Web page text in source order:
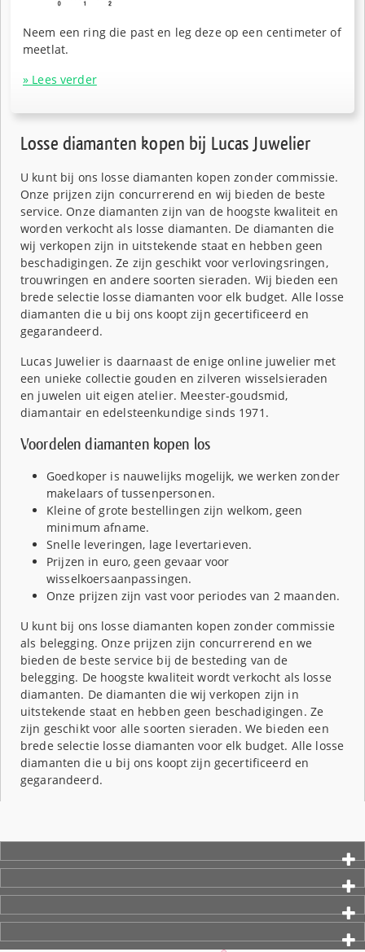
Neem een ring die past en leg deze op een centimeter of
meetlat.
» Lees verder
Losse diamanten kopen bij Lucas Juwelier
U kunt bij ons losse diamanten kopen zonder commissie.
Onze prijzen zijn concurrerend en wij bieden de beste
service. Onze diamanten zijn van de hoogste kwaliteit en
worden verkocht als losse diamanten. De diamanten die
wij verkopen zijn in uitstekende staat en hebben geen
beschadigingen. Ze zijn geschikt voor verlovingsringen,
trouwringen en andere soorten sieraden. Wij bieden een
brede selectie losse diamanten voor elk budget. Alle losse
diamanten die u bij ons koopt zijn gecertificeerd en
gegarandeerd.
Lucas Juwelier is daarnaast de enige online juwelier met
een unieke collectie gouden en zilveren wisselsieraden
en juwelen uit eigen atelier. Meester-goudsmid,
diamantair en edelsteenkundige sinds 1971.
Voordelen diamanten kopen los
Goedkoper is nauwelijks mogelijk, we werken zonder
makelaars of tussenpersonen.
Kleine of grote bestellingen zijn welkom, geen
minimum afname.
Snelle leveringen, lage levertarieven.
Prijzen in euro, geen gevaar voor
wisselkoersaanpassingen.
Onze prijzen zijn vast voor periodes van 2 maanden.
U kunt bij ons losse diamanten kopen zonder commissie
als belegging. Onze prijzen zijn concurrerend en we
bieden de beste service bij de besteding van de
belegging. De hoogste kwaliteit wordt verkocht als losse
diamanten. De diamanten die wij verkopen zijn in
uitstekende staat en hebben geen beschadigingen. Ze
zijn geschikt voor alle soorten sieraden. We bieden een
brede selectie losse diamanten voor elk budget. Alle losse
diamanten die u bij ons koopt zijn gecertificeerd en
gegarandeerd.